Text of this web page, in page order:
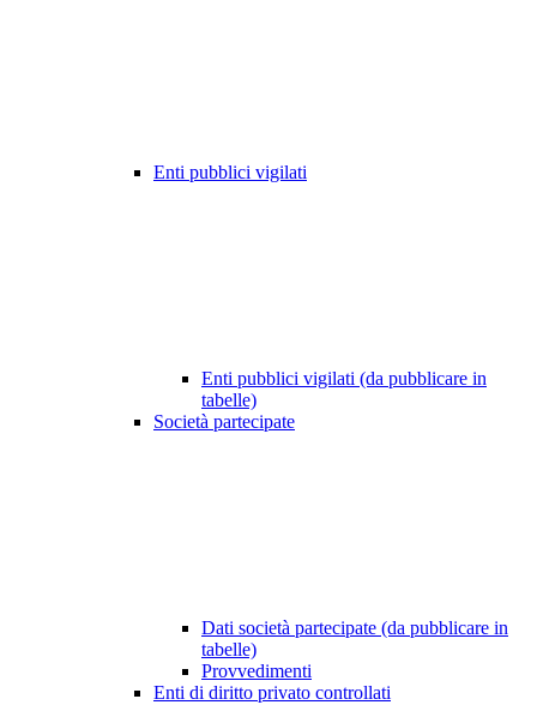
Enti pubblici vigilati
Enti pubblici vigilati (da pubblicare in
tabelle)
Società partecipate
Dati società partecipate (da pubblicare in
tabelle)
Provvedimenti
Enti di diritto privato controllati